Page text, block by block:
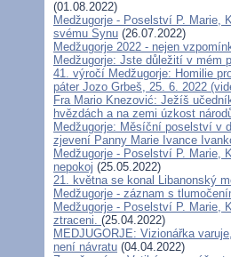
(01.08.2022)
Medžugorje - Poselství P. Marie,
svému Synu (26.07.2022)
Medžugorje 2022 - nejen
Medžugorje: Jste důležití v mém
41. výročí Medžugorje: Homilie
páter Jozo Grbeš, 25. 6. 2022
Fra Mario Knezović: Ježíš
hvězdách a na zemi úzkost
Medžugorje: Měsíční poselství v
zjevení Panny Marie Ivance
Medžugorje - Poselství P. Marie,
nepokoj (25.05.2022)
21. května se konal Libanonský
Medžugorje - záznam s
Medžugorje - Poselství P. Marie,
ztraceni. (25.04.2022)
MEDJUGORJE: Vizionářka
není návratu (04.04.2022)